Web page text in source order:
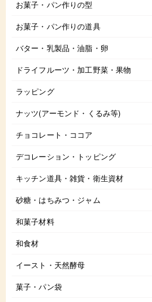
お菓子・パン作りの型
お菓子・パン作りの道具
バター・乳製品・油脂・卵
ドライフルーツ・加工野菜・果物
ラッピング
ナッツ(アーモンド・くるみ等)
チョコレート・ココア
デコレーション・トッピング
キッチン道具・雑貨・衛生資材
砂糖・はちみつ・ジャム
和菓子材料
和食材
イースト・天然酵母
菓子・パン袋